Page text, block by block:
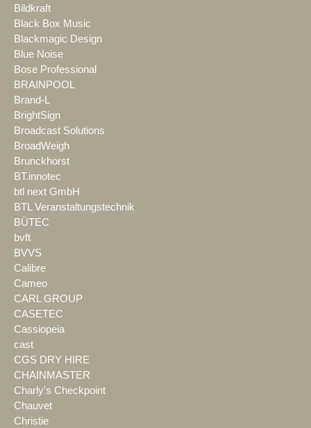
Bildkraft
Black Box Music
Blackmagic Design
Blue Noise
Bose Professional
BRAINPOOL
Brand-L
BrightSign
Broadcast Solutions
BroadWeigh
Brunckhorst
BT.innotec
btl next GmbH
BTL Veranstaltungstechnik
BÜTEC
bvft
BVVS
Calibre
Cameo
CARL GROUP
CASETEC
Cassiopeia
cast
CGS DRY HIRE
CHAINMASTER
Charly's Checkpoint
Chauvet
Christie